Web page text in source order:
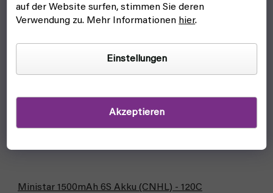
auf der Website surfen, stimmen Sie deren
Verwendung zu. Mehr Informationen hier.
Einstellungen
Akzeptieren
Ministar 1500mAh 6S Akku (CNHL) - 120C